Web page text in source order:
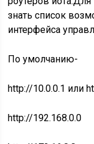
знать список
интерфейса
По умолчанию-
http://10.0.0.1 или
http://192.168.0.0